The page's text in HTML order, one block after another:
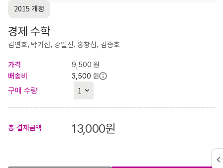
2015 개정
경제 수학
김연호, 박기섭, 강일선, 홍창섭, 김종호
가격
9,500 원
배송비
3,500 원
구매 수량
총 결제금액 13,000원